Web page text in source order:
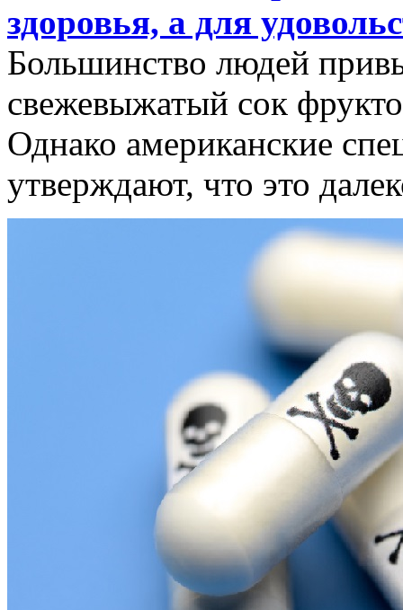
здоровья, а для
Большинство людей
свежевыжатый сок
Однако американские
утверждают, что это